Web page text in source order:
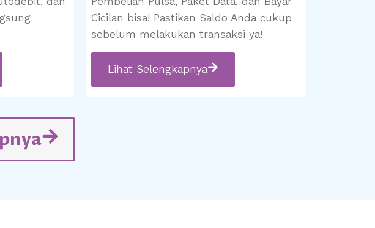
Cicilan bisa! Pastikan Saldo Anda cukup
sebelum melakukan transaksi ya!
Lihat Selengkapnya